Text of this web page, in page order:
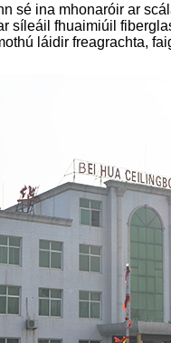
sé ina mhonaróir ar
síleáil fhuaimiúil
láidir freagrachta,